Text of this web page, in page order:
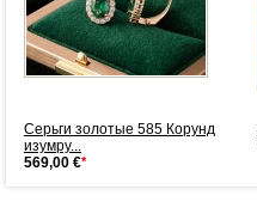
Серьги золотые 585 Корунд
изумру...
569,00 €*